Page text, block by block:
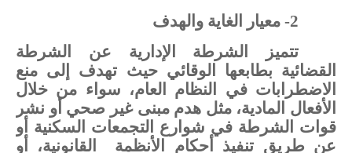
2- معيار الغاية والهدف
تتميز
الشرطة الإدارية عن
الشرطة
القضائية بطابعها الوقائي حيث تهدف إلى منع
الاضطرابات في النظام العام، سواء من خلال
الأفعال المادية، مثل هدم مبنی غير صحي أو نشر
قوات الشرطة في شوارع التجمعات السكنية أو
عن طريق تنفيذ أحكام الأنظمة القانونية،
أو